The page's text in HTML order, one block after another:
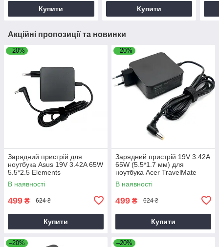
Купити Купити
Акційні пропозиції та новинки
–20%
Зарядний пристрій для
ноутбука Asus 19V 3.42A 65W
5.5*2.5 Elements
В наявності
499 ₴ 624 ₴
Купити
–20%
Зарядний пристрій 19V 3.42A
65W (5.5*1.7 мм) для
ноутбука Acer TravelMate
P2510-G2-M
В наявності
499 ₴ 624 ₴
Купити
–20% –20%